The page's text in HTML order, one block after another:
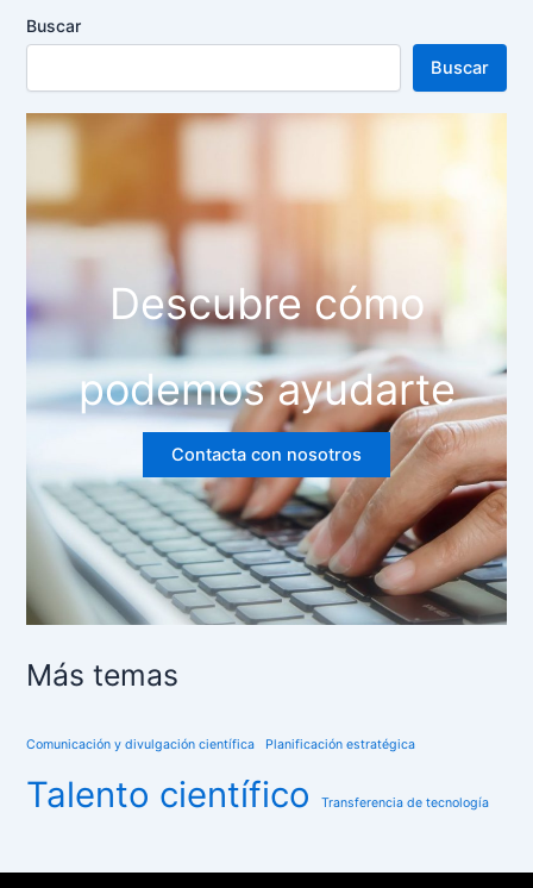
Buscar
Buscar
Descubre cómo
podemos ayudarte
Contacta con nosotros
Más temas
Comunicación y divulgación científica Planificación estratégica
Talento científico Transferencia de tecnología